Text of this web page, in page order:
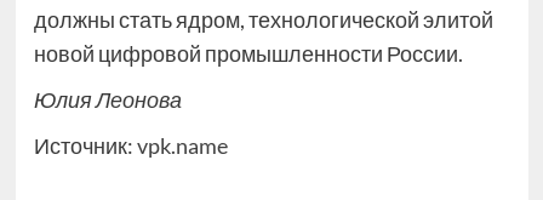
должны стать ядром, технологической элитой
новой цифровой промышленности России.
Юлия Леонова
Источник:vpk.name